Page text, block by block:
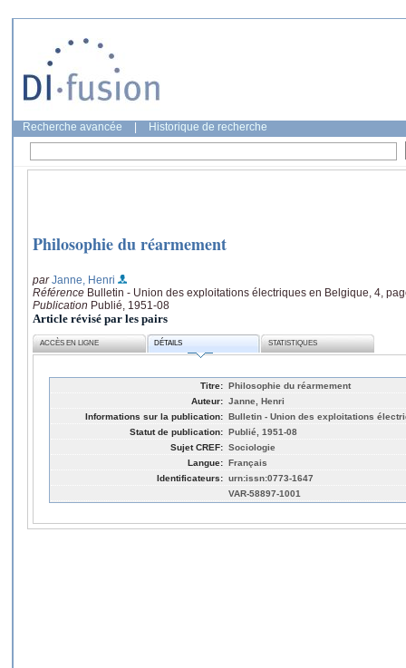
Recherche avancée Historique de recherche
Philosophie du réarmement
parJanne, Henri
Référence Bulletin - Union des exploitations électriques en Belgique, 4,
Publication Publié, 1951-08
Article révisé par les pairs
ACCÈS EN LIGNE DÉTAILS STATISTIQUES
Titre: Philosophie du réarmement
Auteur: Janne, Henri
Informations sur la publication: Bulletin - Union des exploitations
Statut de publication: Publié, 1951-08
Sujet CREF: Sociologie
Langue: Français
Identificateurs: urn:issn:0773-1647
VAR-58897-1001